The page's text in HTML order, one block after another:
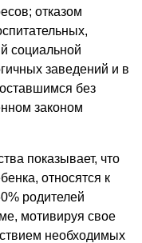
отказом
социальной
заведений и в
без
законом
показывает, что
относятся к
родителей
мотивируя свое
необходимых